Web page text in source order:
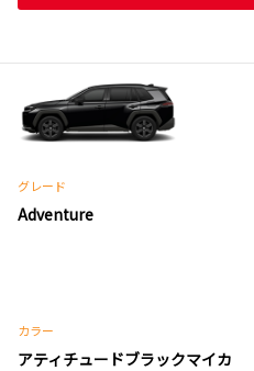
グレード
Adventure
カラー
アティチュードブラックマイカ